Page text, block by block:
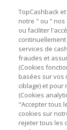
Astuces
A propos de
Contactez-
Mentions
TopCashback
notre " ou " nos
ou faciliter
services de
fraudes et
(Cookies
basées sur vos
ciblage) et pour
(Cookies
"Accepter tous
cookies sur
rejeter tous les